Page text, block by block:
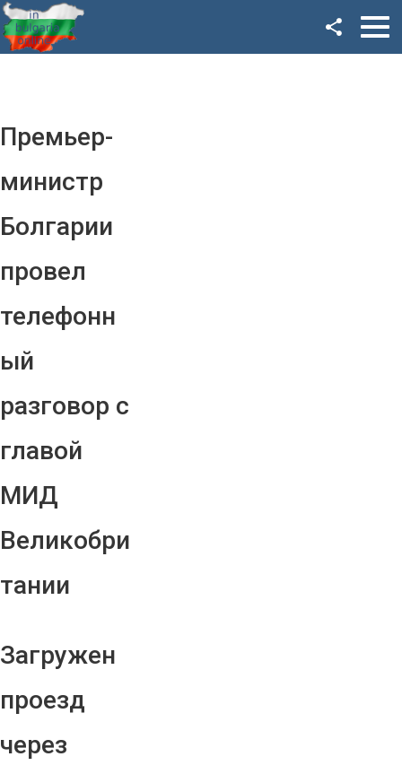
Премьер-
министр
Болгарии
провел
телефонн
ый
разговор с
главой
МИД
Великобри
тании
Загружен
проезд
через